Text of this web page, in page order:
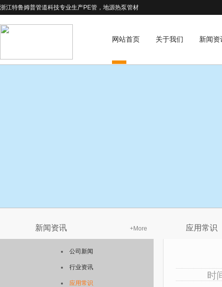
浙江特鲁姆普管道科技专业生产PE管，地源热泵管材
网站首页 关于我们 新闻资
应用常识
时
+More
新闻资讯
公司新闻
行业资讯
应用常识